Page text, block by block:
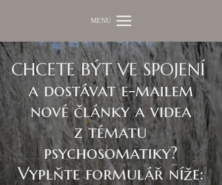
MENU
CHCETE BÝT VE SPOJENÍ
a dostávat e-mailem
nové články a videa
z tématu
psychosomatiky?
Vyplňte formulář níže: